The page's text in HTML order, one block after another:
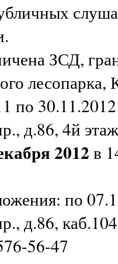
ЗСД,
по
д.86, 4й
2012 в
по
д.86, каб.104
56-47